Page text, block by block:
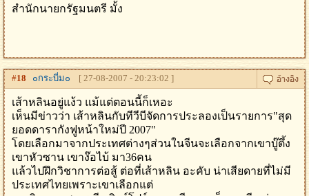
สำนักนายกรัฐมนตรี มั้ง
#18 ๐กระบี่ม๐ [ 27-08-2007 - 20:23:02 ]
เส้าหลินอยู่แง้ว แม้แต่ตอนนี้ก็เหอะ
เห็นมีข่าวว่า เส้าหลินกับทีวีบีจัดการประลองเป็นรายการ"สุด
ยอดดารากังฟูหน้าใหม่ปี 2007"
โดยเลือกมาจากประเทศต่างๆส่วนในจีนจะเลือกจากเขาบู๊ตึ้ง
เขาหัวซาน เขาง๊อไบ้ มา36คน
แล้วไปฝึกวิชาการต่อสู้ ต่อที่เส้าหลิน อะคับ น่าเสียดายที่ไม่มี
ประเทศไทยเพราะเขาเลือกแต่